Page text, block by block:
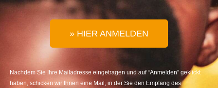
» HIER ANMELDEN
Nachdem Sie Ihre Mailadresse eingetragen und auf “Anmelden” geklickt
haben, schicken wir Ihnen eine Mail, in der Sie den Empfang des